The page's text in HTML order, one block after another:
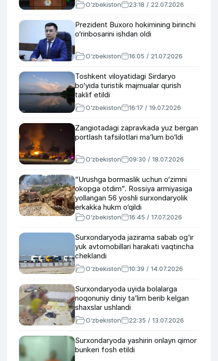
O‘zbekiston 23:18 / 22.07.2026
Prezident Buxoro hokimining birinchi
o‘rinbosarini ishdan oldi
O‘zbekiston 16:05 / 21.07.2026
Toshkent viloyatidagi Sirdaryo
bo‘yida turistik majmualar qurish
taklif etildi
O‘zbekiston 16:17 / 19.07.2026
Zangiotadagi zapravkada yuz bergan
portlash tafsilotlari ma’lum bo‘ldi
O‘zbekiston 09:30 / 18.07.2026
“Urushga bormaslik uchun o‘zimni
okopga otdim”. Rossiya armiyasiga
yollangan 56 yoshli surxondaryolik
erkakka hukm o‘qildi
O‘zbekiston 16:45 / 17.07.2026
Surxondaryoda jazirama sabab og‘ir
yuk avtomobillari harakati vaqtincha
cheklandi
O‘zbekiston 10:39 / 14.07.2026
Surxondaryoda uyida bolalarga
noqonuniy diniy ta’lim berib kelgan
shaxslar ushlandi
O‘zbekiston 22:35 / 13.07.2026
Surxondaryoda yashirin onlayn qimor
bunkeri fosh etildi